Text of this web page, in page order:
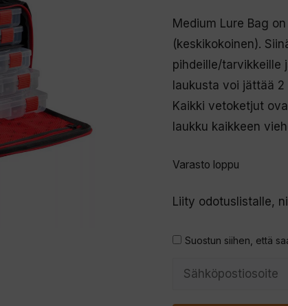
Medium Lure Bag
(keskikokoinen).
pihdeille/tarvikkeille
laukusta voi jättää
Kaikki vetoketjut
laukku kaikkeen
Varasto loppu
Liity odotuslistalle,
Suostun siihen, että